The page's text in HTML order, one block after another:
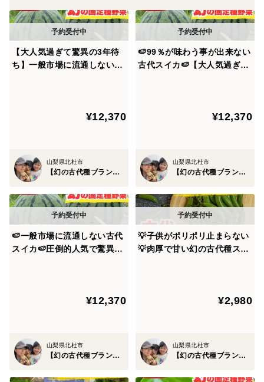
使用】【品種改良なしの固定種野菜】
だから気兼ねなくお腹いっぱいにお野菜を身体に与えて
いってください☆
1つしかない身体に入れる食べ物だからこそ、健康を創
その答えは品種改良されていない古代種にあると思って
古代種ブランド野菜は数百、数千年前からの元祖の種か
ら育て上げるので、元々野菜本来が持っている甘みを引
どんな野菜でも、どんな調理をしても美味しく食べれる
私自身が初めて古代種の元祖から創り上げた野菜を作っ
【大人気過ぎて驚異の3年待
ち】一般市場に流通しない古
使用】【品種改良なしの固定
¥12,370
山梨県北杜市
【幻の古代種ブランド野菜】星空ファーム
🍉99％が味わう事が出来ない
古代スイカ🍉【大人気過ぎて
肥料不使用】【品種改良なし
¥12,370
山梨県北杜市
【幻の古代種ブランド野菜】星空ファーム
🍉一般市場に流通しない古代
スイカ🍉圧倒的人気で驚異の
使用】【品種改良なしの固定
¥12,370
山梨県北杜市
【幻の古代種ブランド野菜】星空ファーム
💡子供がポリポリ止まらない
💡肉厚で甘い幻の古代種スナ
¥2,980
山梨県北杜市
【幻の古代種ブランド野菜】星空ファーム